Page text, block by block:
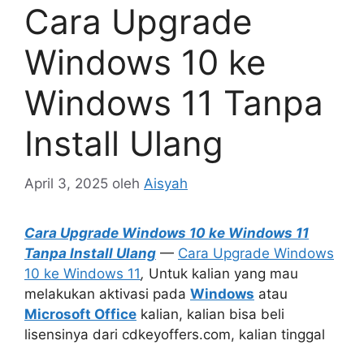
Cara Upgrade
Windows 10 ke
Windows 11 Tanpa
Install Ulang
April 3, 2025 oleh Aisyah
Cara Upgrade Windows 10 ke Windows 11
Tanpa Install Ulang — Cara Upgrade Windows
10 ke Windows 11, Untuk kalian yang mau
melakukan aktivasi pada Windows atau
Microsoft Office kalian, kalian bisa beli
lisensinya dari cdkeyoffers.com, kalian tinggal